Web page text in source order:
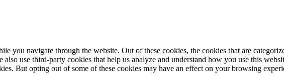
you navigate through the website. Out of these cookies, the cookies that are
use third-party cookies that help us analyze and understand how you use this
But opting out of some of these cookies may have an effect on your browsing